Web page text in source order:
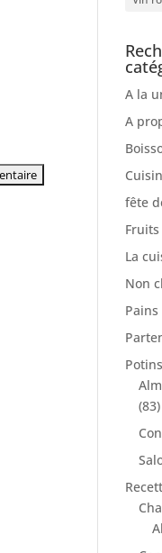
A la
A
fête
La
Non
(83)